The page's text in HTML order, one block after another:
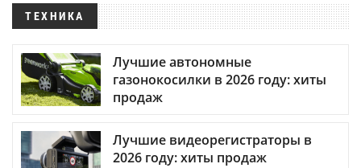
ТЕХНИКА
Лучшие автономные
газонокосилки в 2026 году: хиты
продаж
Лучшие видеорегистраторы в
2026 году: хиты продаж